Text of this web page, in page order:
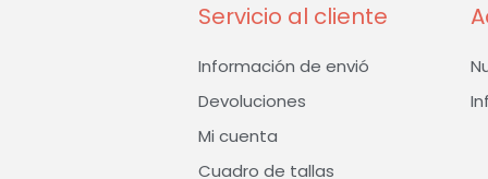
Servicio al cliente
Información de envió
Devoluciones
Mi cuenta
Cuadro de tallas